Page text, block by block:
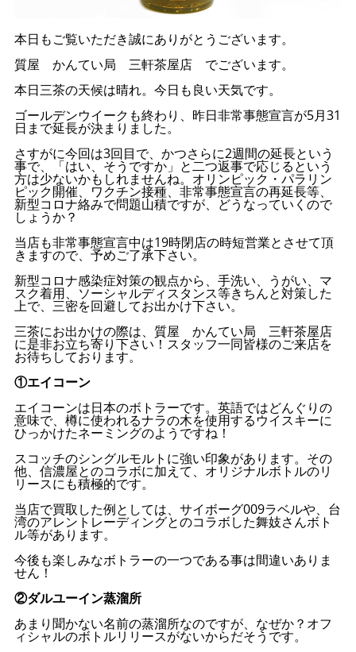
本日もご覧いただき誠にありがとうございます。
質屋 かんてい局 三軒茶屋店 でございます。
本日三茶の天候は晴れ。今日も良い天気です。
ゴールデンウイークも終わり、昨日非常事態宣言が5月31
日まで延長が決まりました。
さすがに今回は3回目で、かつさらに2週間の延長という
事で、「はい、そうですか」と二つ返事で応じるという
方は少ないかもしれませんね。オリンピック・パラリン
ピック開催、ワクチン接種、非常事態宣言の再延長等、
新型コロナ絡みで問題山積ですが、どうなっていくので
しょうか？
当店も非常事態宣言中は19時閉店の時短営業とさせて頂
きますので、予めご了承下さい。
新型コロナ感染症対策の観点から、手洗い、うがい、マ
スク着用、ソーシャルディスタンス等きちんと対策した
上で、三密を回避してお出かけ下さい。
三茶にお出かけの際は、質屋 かんてい局 三軒茶屋店
に是非お立ち寄り下さい！スタッフ一同皆様のご来店を
お待ちしております。
①エイコーン
エイコーンは日本のボトラーです。英語ではどんぐりの
意味で、樽に使われるナラの木を使用するウイスキーに
ひっかけたネーミングのようですね！
スコッチのシングルモルトに強い印象があります。その
他、信濃屋とのコラボに加えて、オリジナルボトルのリ
リースにも積極的です。
当店で買取した例としては、サイボーグ009ラベルや、台
湾のアレントレーディングとのコラボした舞妓さんボト
ル等があります。
今後も楽しみなボトラーの一つである事は間違いありま
せん！
②ダルユーイン蒸溜所
あまり聞かない名前の蒸溜所なのですが、なぜか？オフ
ィシャルのボトルリリースがないからだそうです。